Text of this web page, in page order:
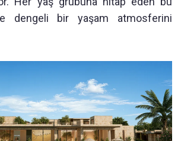
dengeli bir yaşam atmosferini